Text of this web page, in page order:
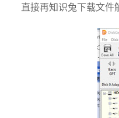
直接再知识兔下载文件